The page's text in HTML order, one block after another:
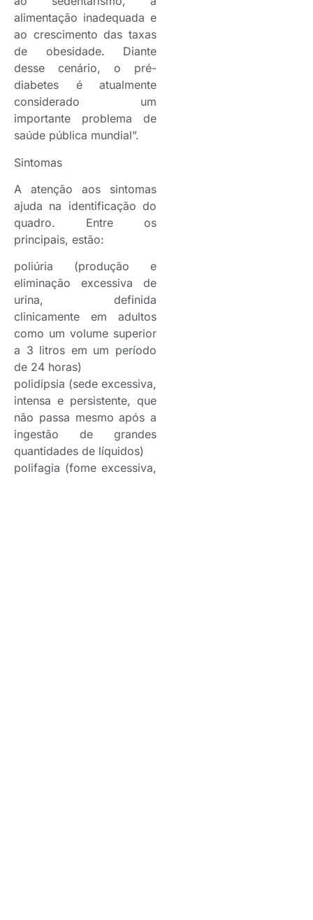
alimentação inadequada e
ao crescimento das taxas
de obesidade. Diante
desse cenário, o pré-
diabetes é atualmente
considerado um
importante problema de
saúde pública mundial”.
Sintomas
A atenção aos sintomas
ajuda na identificação do
quadro. Entre os
principais, estão:
poliúria (produção e
eliminação excessiva de
urina, definida
clinicamente em adultos
como um volume superior
a 3 litros em um período
de 24 horas)
polidipsia (sede excessiva,
intensa e persistente, que
não passa mesmo após a
ingestão de grandes
quantidades de líquidos)
polifagia (fome excessiva,